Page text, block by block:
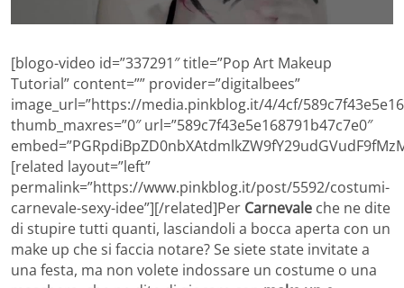
[blogo-video id=”337291″ title=”Pop Art Makeup
Tutorial” content=”” provider=”digitalbees”
image_url=”https://media.pinkblog.it/4/4cf/
thumb_maxres=”0″ url=”589c7f43e5e168791b47c7e0″
[related layout=”left”
permalink=”https://www.pinkblog.it/post/5592/costumi-
carnevale-sexy-idee”][/related]Per Carnevale che ne dite
di stupire tutti quanti, lasciandoli a bocca aperta con un
make up che si faccia notare? Se siete state invitate a
una festa, ma non volete indossare un costume o una